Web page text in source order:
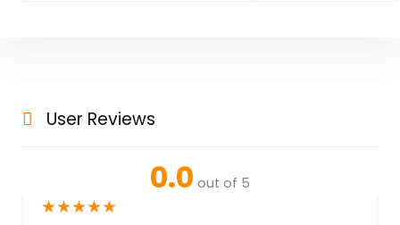
User Reviews
0.0 out of 5
★★★★★